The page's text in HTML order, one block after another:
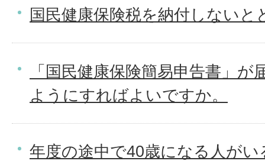
国民健康保険税を納付しない
「国民健康保険簡易申告書」
ようにすればよいですか。
年度の途中で40歳になる人が